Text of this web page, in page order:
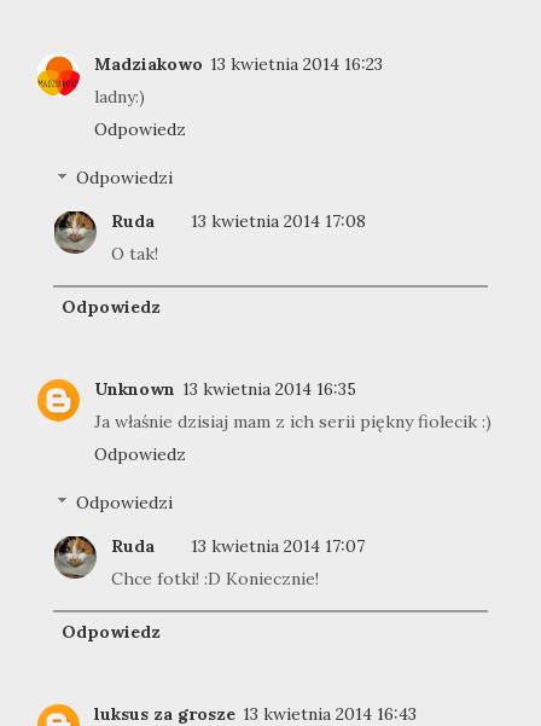
Madziakowo 13 kwietnia 2014 16:23
ladny:)
Odpowiedz
Odpowiedzi
Ruda
13 kwietnia 2014 17:08
O tak!
Odpowiedz
Unknown 13 kwietnia 2014 16:35
Ja właśnie dzisiaj mam z ich serii piękny fiolecik :)
Odpowiedz
Odpowiedzi
Ruda
13 kwietnia 2014 17:07
Chce fotki! :D Koniecznie!
Odpowiedz
luksus za grosze 13 kwietnia 2014 16:43